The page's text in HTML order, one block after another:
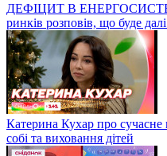
ДЕФІЦИТ В
ринків розповів, що буде далі
Катерина Кухар про сучасне
собі та виховання дітей